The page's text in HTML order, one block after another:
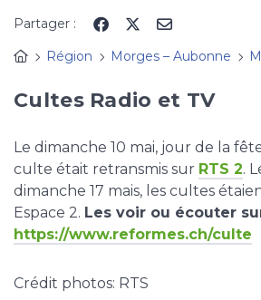
Partager :
Région
Morges – Aubonne
Cultes Radio et TV
Le dimanche 10 mai, jour de la
culte était retransmis sur RTS 2.
dimanche 17 mais, les cultes
Espace 2. Les voir ou écouter
https://www.reformes.ch/culte
Crédit photos: RTS